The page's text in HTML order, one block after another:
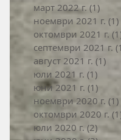
март 2022 г. (1) 1
ноември 2021 г. (1)
октомври 2021 г.
септември 2021 г.
август 2021 г. (1)
юли 2021 г. (1)
юни 2021 г. (1)
ноември 2020 г. (1)
октомври 2020 г.
юли 2020 г. (2) 2